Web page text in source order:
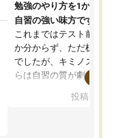
勉強のやり方を1から教
自習の強い味方です。
これまではテスト前に何
か分からず、ただ机に座
でしたが、キミノスクー
らは自習の質が劇的に変
を明確にしてくれるの
投稿日：